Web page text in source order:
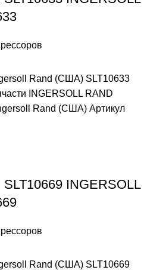
Rand (США) SLT10633
INGERSOLL RAND
Rand (США) Артикул
SLT10669 INGERSOLL
Rand (США) SLT10669